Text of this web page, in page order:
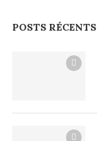
POSTS RÉCENTS